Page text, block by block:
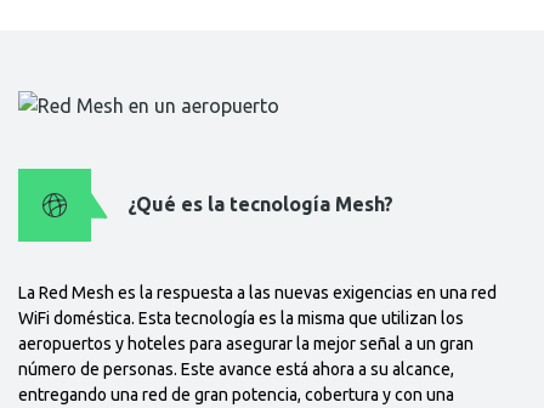
¿Qué es la tecnología Mesh?
La Red Mesh es la respuesta a las nuevas exigencias en una red
WiFi doméstica. Esta tecnología es la misma que utilizan los
aeropuertos y hoteles para asegurar la mejor señal a un gran
número de personas. Este avance está ahora a su alcance,
entregando una red de gran potencia, cobertura y con una